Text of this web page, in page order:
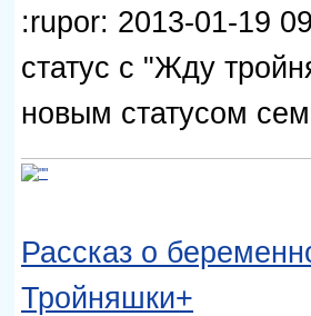
:rupor: 2013-01-19
статус с "Жду
новым статусом
Рассказ о
Тройняшки+